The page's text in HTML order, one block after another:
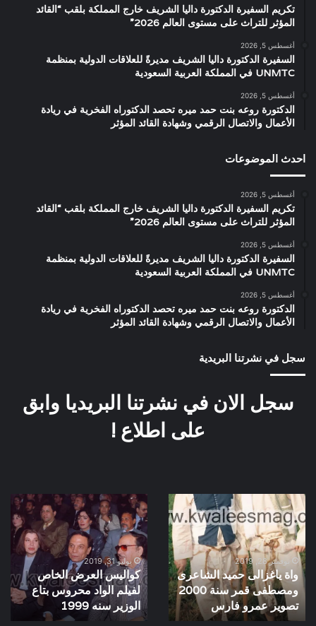
تكريم السفيرة الدكتورة داليا الشريف خارج المملكة بلقب “القائد
المؤثر للتراث على مستوى العالم 2026”
أغسطس 5, 2026
السفيرة الدكتورة داليا الشريف مديرةً للعلاقات الدولية بمنظمة
UNMTC في المملكة العربية السعودية
أغسطس 5, 2026
الدكتورة روعه بنت حمد ميره تحصد الدكتوراه الفخرية في ريادة
الأعمال والاتصال الرقمي وشهادة القائد المؤثر
احدث الموضوعات
أغسطس 5, 2026
تكريم السفيرة الدكتورة داليا الشريف خارج المملكة بلقب “القائد
المؤثر للتراث على مستوى العالم 2026”
أغسطس 5, 2026
السفيرة الدكتورة داليا الشريف مديرةً للعلاقات الدولية بمنظمة
UNMTC في المملكة العربية السعودية
أغسطس 5, 2026
الدكتورة روعه بنت حمد ميره تحصد الدكتوراه الفخرية في ريادة
الأعمال والاتصال الرقمي وشهادة القائد المؤثر
سجل في نشرتنا البريدية
سجل الان في نشرتنا البريديا وابق
على اطلاع !
واة
ياغزالى
حميد
الشاعرى
ومصطفى
قمر
سنة
2000
تصوير
نوفمبر 28, 2019
واة ياغزالى حميد الشاعرى
ومصطفى قمر سنة 2000
تصوير عمرو فارس
كواليس
العرض
الخاص
لفيلم
الواد
محروس
بتاع
الوزير
سنه
يوليو 31, 2019
كواليس العرض الخاص
لفيلم الواد محروس بتاع
الوزير سنه 1999